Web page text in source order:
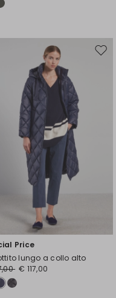
Price
lungo a collo alto
€ 117,00